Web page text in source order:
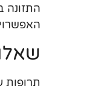
התזונה
תרופות